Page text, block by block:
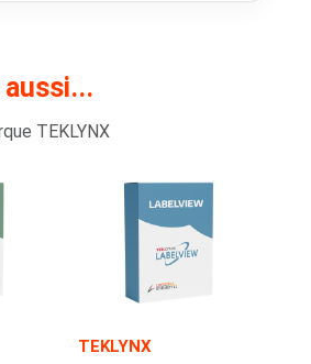
aussi...
TEKLYNX
TEKLYNX